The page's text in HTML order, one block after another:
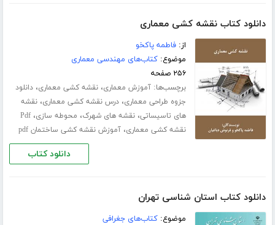
دانلود کتاب نقشه کشی معماری
از:فاطمه پاکخو
موضوع:کتاب‌های مهندسی معماری
۲۵۶ صفحه
برچسب‌ها:آموزش معماری،نقشه کشی معماری،دانلود
جزوه طراحی معماری،درس نقشه کشی معماری،نقشه
های تاسیساتی،نقشه های شهرک، محوطه سازی،Pdf
نقشه کشی معماری،آموزش نقشه کشی ساختمان pdf
دانلود کتاب
دانلود کتاب استان شناسی تهران
موضوع:کتاب‌های جغرافی